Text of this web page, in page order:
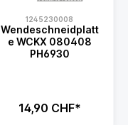
1245230008
Wendeschneidplatt
e WCKX 080408
PH6930
14,90 CHF*